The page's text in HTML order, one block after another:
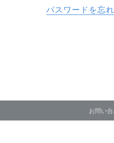
パスワードを忘
お問い